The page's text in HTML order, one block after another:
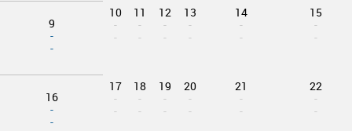
9
-
-
10
-
-
11
-
-
12
-
-
13
-
-
14
-
-
15
-
-
16
-
-
17
-
-
18
-
-
19
-
-
20
-
-
21
-
-
22
-
-